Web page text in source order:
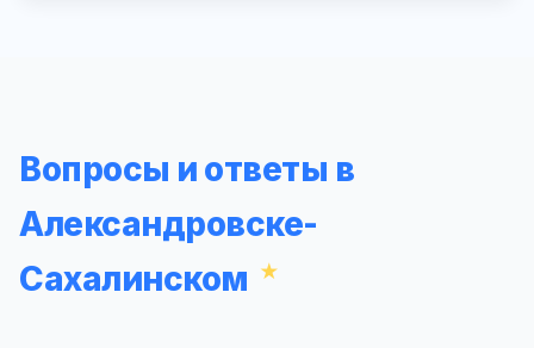
Вопросы и ответы в
Александровске-
Сахалинском